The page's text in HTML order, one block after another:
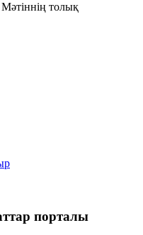
толық
порталы